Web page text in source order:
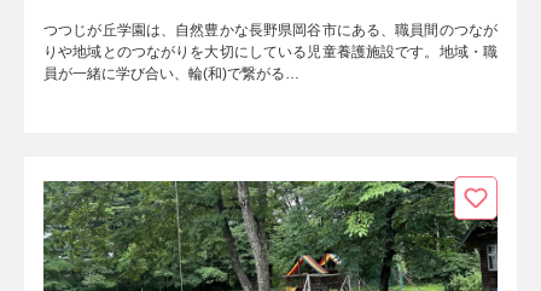
つつじが丘学園は、自然豊かな長野県岡谷市にある、職員間のつなが
りや地域とのつながりを大切にしている児童養護施設です。地域・職
員が一緒に学び合い、輪(和)で繋がる…